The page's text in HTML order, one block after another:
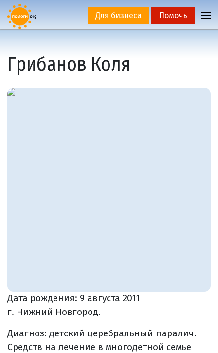
Для бизнеса Помочь
Грибанов Коля
Дата рождения: 9 августа 2011
г. Нижний Новгород.
Диагноз: детский церебральный паралич.
Средств на лечение в многодетной семье